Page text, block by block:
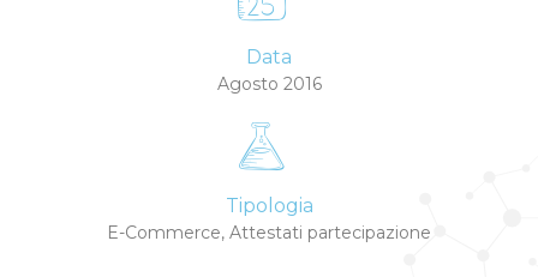
Data
Agosto 2016
Tipologia
E-Commerce, Attestati partecipazione